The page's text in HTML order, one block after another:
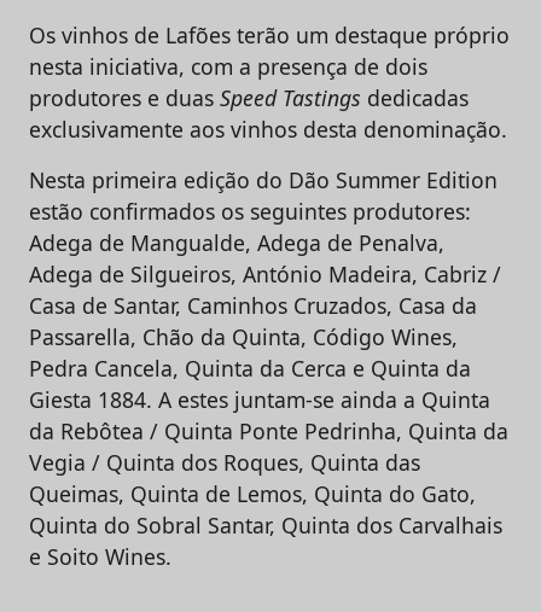
Os vinhos de Lafões terão um destaque próprio
nesta iniciativa, com a presença de dois
produtores e duas Speed Tastings dedicadas
exclusivamente aos vinhos desta denominação.
Nesta primeira edição do Dão Summer Edition
estão confirmados os seguintes produtores:
Adega de Mangualde, Adega de Penalva,
Adega de Silgueiros, António Madeira, Cabriz /
Casa de Santar, Caminhos Cruzados, Casa da
Passarella, Chão da Quinta, Código Wines,
Pedra Cancela, Quinta da Cerca e Quinta da
Giesta 1884. A estes juntam-se ainda a Quinta
da Rebôtea / Quinta Ponte Pedrinha, Quinta da
Vegia / Quinta dos Roques, Quinta das
Queimas, Quinta de Lemos, Quinta do Gato,
Quinta do Sobral Santar, Quinta dos Carvalhais
e Soito Wines.